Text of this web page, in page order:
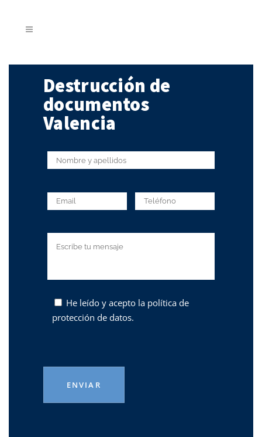
Destrucción de
documentos
Valencia
He leído y acepto la política de
protección de datos.